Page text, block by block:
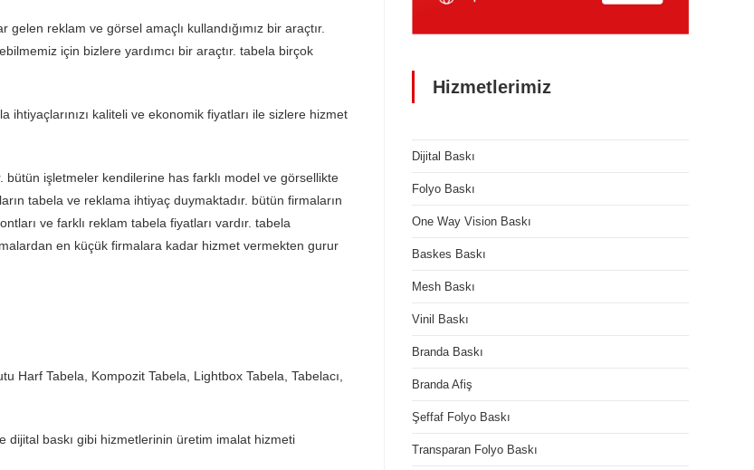
reklam ve görsel amaçlı kullandığımız bir araçtır.
için bizlere yardımcı bir araçtır. tabela birçok
kaliteli ve ekonomik fiyatları ile sizlere hizmet
işletmeler kendilerine has farklı model ve görsellikte
tabela ve reklama ihtiyaç duymaktadır. bütün firmaların
ve farklı reklam tabela fiyatları vardır. tabela
en küçük firmalara kadar hizmet vermekten gurur
Harf Tabela, Kompozit Tabela, Lightbox Tabela, Tabelacı,
baskı gibi hizmetlerinin üretim imalat hizmeti
Hizmetlerimiz
Dijital Baskı
Folyo Baskı
One Way Vision Baskı
Baskes Baskı
Mesh Baskı
Vinil Baskı
Branda Baskı
Branda Afiş
Şeffaf Folyo Baskı
Transparan Folyo Baskı